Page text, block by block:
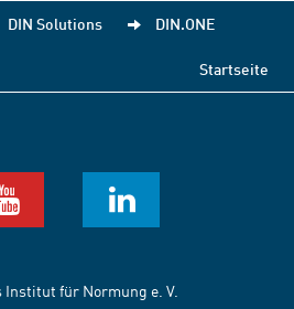
DIN Solutions DIN.ONE
Startseite
Institut für Normung e. V.